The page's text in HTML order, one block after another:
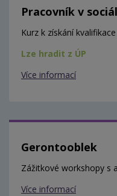
Pracovník v
Kurz k získání
Lze hradit z ÚP
Více informací
Gerontooblek
Zážitkové workshopy s
Více informací